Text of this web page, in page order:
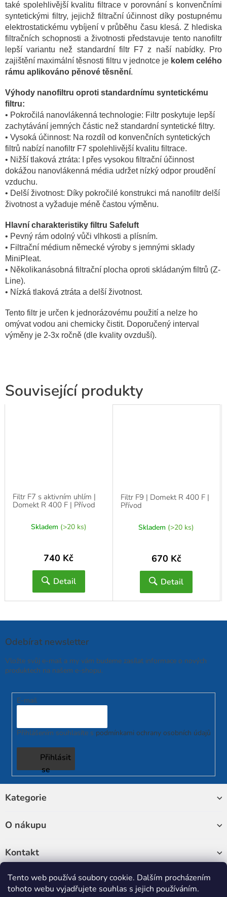
Tento web používá soubory cookie. Dalším procházením
tohoto webu vyjadřujete souhlas s jejich používáním.
Související produkty
Filtr F7 s aktivním uhlím |
Domekt R 400 F | Přívod
Skladem (>20 ks)
740 Kč
Detail
Filtr F9 | Domekt R 400 F |
Přívod
Skladem (>20 ks)
670 Kč
Detail
také spolehlivější kvalitu filtrace v porovnání s konvenčními
syntetickými filtry, jejichž filtrační účinnost díky postupnému
elektrostatickému vybíjení v průběhu času klesá. Z hlediska
filtračních schopnosti a životnosti představuje tento nanofiltr
lepší variantu než standardní filtr F7 z naší nabídky. Pro
zajištění maximální těsnosti filtru v jednotce je kolem celého
rámu aplikováno pěnové těsnění.
Výhody nanofiltru oproti standardnímu syntetickému
filtru:
• Pokročilá nanovlákenná technologie: Filtr poskytuje lepší
zachytávání jemných částic než standardní syntetické filtry.
• Vysoká účinnost: Na rozdíl od konvenčních syntetických
filtrů nabízí nanofiltr F7 spolehlivější kvalitu filtrace.
• Nižší tlaková ztráta: I přes vysokou filtrační účinnost
dokážou nanovlákenná média udržet nízký odpor proudění
vzduchu.
• Delší životnost: Díky pokročilé konstrukci má nanofiltr delší
životnost a vyžaduje méně častou výměnu.
Hlavní charakteristiky filtru Safeluft
• Pevný rám odolný vůči vlhkosti a plísním.
• Filtrační médium německé výroby s jemnými sklady
MiniPleat.
• Několikanásobná filtrační plocha oproti skládaným filtrů (Z-
Line).
• Nízká tlaková ztráta a delší životnost.
Tento filtr je určen k jednorázovému použití a nelze ho
omývat vodou ani chemicky čistit. Doporučený interval
výměny je 2-3x ročně (dle kvality ovzduší).
Odebírat newsletter
Vložte svůj e-mail a my vám budeme zasílat informace o nových
produktech na našem e-shopu.
E-mail
Přihlášením souhlasíte s podmínkami ochrany osobních údajů
Přihlásit
se
Z
Kategorie
O nákupu
Kontakt
Sledujte nás